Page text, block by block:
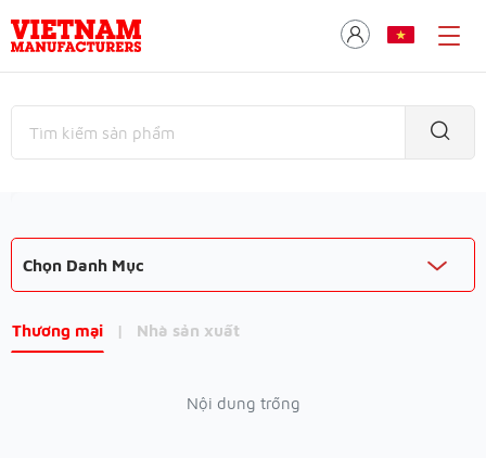
Chọn Danh Mục
Thương mại | Nhà sản xuất
Nội dung trống